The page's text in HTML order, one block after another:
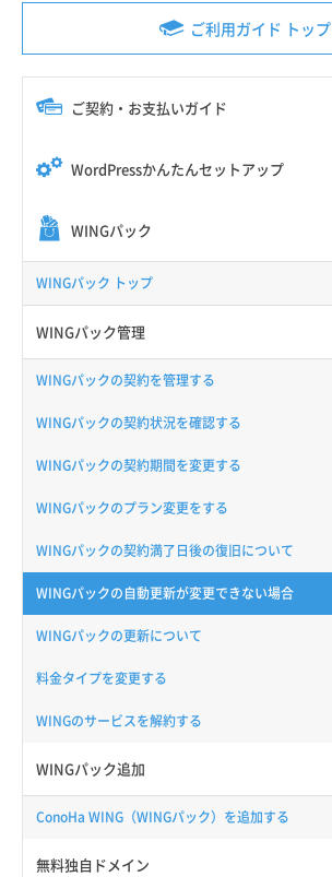
ご利用ガイド トップ
ご契約・お支払いガイド
WordPressかんたんセットアップ
WINGパック
WINGパック トップ
WINGパック管理
WINGパックの契約を管理する
WINGパックの契約状況を確認する
WINGパックの契約期間を変更する
WINGパックのプラン変更をする
WINGパックの契約満了日後の復旧について
WINGパックの自動更新が変更できない場合
WINGパックの更新について
料金タイプを変更する
WINGのサービスを解約する
WINGパック追加
ConoHa WING（WINGパック）を追加する
無料独自ドメイン